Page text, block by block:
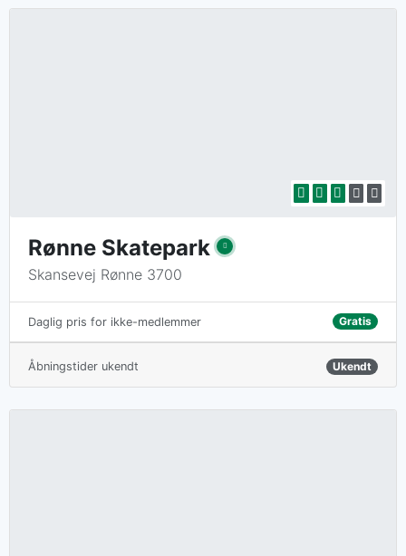
Rønne Skatepark
Skansevej Rønne 3700
Daglig pris for ikke-medlemmer Gratis
Åbningstider ukendt Ukendt